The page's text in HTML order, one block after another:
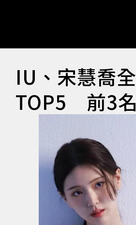
IU、宋慧喬
TOP5 前3